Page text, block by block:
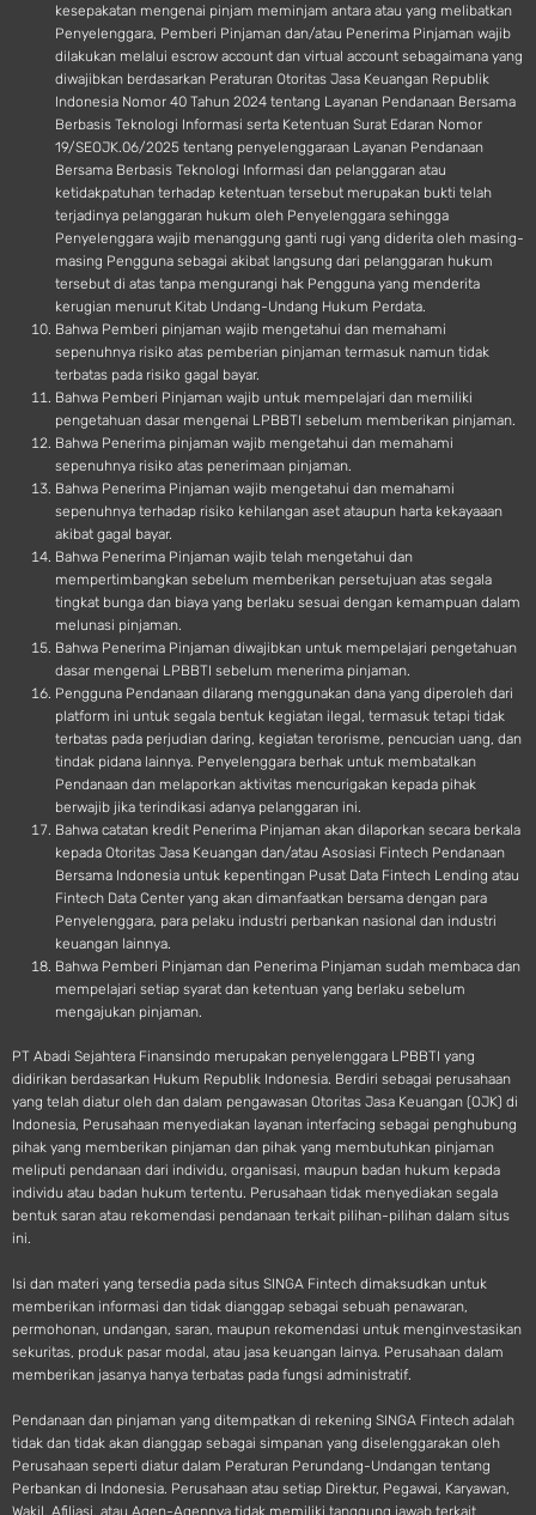
kesepakatan mengenai pinjam meminjam antara atau yang melibatkan
Penyelenggara, Pemberi Pinjaman dan/atau Penerima Pinjaman wajib
dilakukan melalui escrow account dan virtual account sebagaimana yang
diwajibkan berdasarkan Peraturan Otoritas Jasa Keuangan Republik
Indonesia Nomor 40 Tahun 2024 tentang Layanan Pendanaan Bersama
Berbasis Teknologi Informasi serta Ketentuan Surat Edaran Nomor
19/SEOJK.06/2025 tentang penyelenggaraan Layanan Pendanaan
Bersama Berbasis Teknologi Informasi dan pelanggaran atau
ketidakpatuhan terhadap ketentuan tersebut merupakan bukti telah
terjadinya pelanggaran hukum oleh Penyelenggara sehingga
Penyelenggara wajib menanggung ganti rugi yang diderita oleh masing-
masing Pengguna sebagai akibat langsung dari pelanggaran hukum
tersebut di atas tanpa mengurangi hak Pengguna yang menderita
kerugian menurut Kitab Undang-Undang Hukum Perdata.
Bahwa Pemberi pinjaman wajib mengetahui dan memahami
sepenuhnya risiko atas pemberian pinjaman termasuk namun tidak
terbatas pada risiko gagal bayar.
Bahwa Pemberi Pinjaman wajib untuk mempelajari dan memiliki
pengetahuan dasar mengenai LPBBTI sebelum memberikan pinjaman.
Bahwa Penerima pinjaman wajib mengetahui dan memahami
sepenuhnya risiko atas penerimaan pinjaman.
Bahwa Penerima Pinjaman wajib mengetahui dan memahami
sepenuhnya terhadap risiko kehilangan aset ataupun harta kekayaaan
akibat gagal bayar.
Bahwa Penerima Pinjaman wajib telah mengetahui dan
mempertimbangkan sebelum memberikan persetujuan atas segala
tingkat bunga dan biaya yang berlaku sesuai dengan kemampuan dalam
melunasi pinjaman.
Bahwa Penerima Pinjaman diwajibkan untuk mempelajari pengetahuan
dasar mengenai LPBBTI sebelum menerima pinjaman.
Pengguna Pendanaan dilarang menggunakan dana yang diperoleh dari
platform ini untuk segala bentuk kegiatan ilegal, termasuk tetapi tidak
terbatas pada perjudian daring, kegiatan terorisme, pencucian uang, dan
tindak pidana lainnya. Penyelenggara berhak untuk membatalkan
Pendanaan dan melaporkan aktivitas mencurigakan kepada pihak
berwajib jika terindikasi adanya pelanggaran ini.
Bahwa catatan kredit Penerima Pinjaman akan dilaporkan secara berkala
kepada Otoritas Jasa Keuangan dan/atau Asosiasi Fintech Pendanaan
Bersama Indonesia untuk kepentingan Pusat Data Fintech Lending atau
Fintech Data Center yang akan dimanfaatkan bersama dengan para
Penyelenggara, para pelaku industri perbankan nasional dan industri
keuangan lainnya.
Bahwa Pemberi Pinjaman dan Penerima Pinjaman sudah membaca dan
mempelajari setiap syarat dan ketentuan yang berlaku sebelum
mengajukan pinjaman.
PT Abadi Sejahtera Finansindo merupakan penyelenggara LPBBTI yang
didirikan berdasarkan Hukum Republik Indonesia. Berdiri sebagai perusahaan
yang telah diatur oleh dan dalam pengawasan Otoritas Jasa Keuangan (OJK) di
Indonesia, Perusahaan menyediakan layanan interfacing sebagai penghubung
pihak yang memberikan pinjaman dan pihak yang membutuhkan pinjaman
meliputi pendanaan dari individu, organisasi, maupun badan hukum kepada
individu atau badan hukum tertentu. Perusahaan tidak menyediakan segala
bentuk saran atau rekomendasi pendanaan terkait pilihan-pilihan dalam situs
ini.
Isi dan materi yang tersedia pada situs SINGA Fintech dimaksudkan untuk
memberikan informasi dan tidak dianggap sebagai sebuah penawaran,
permohonan, undangan, saran, maupun rekomendasi untuk menginvestasikan
sekuritas, produk pasar modal, atau jasa keuangan lainya. Perusahaan dalam
memberikan jasanya hanya terbatas pada fungsi administratif.
Pendanaan dan pinjaman yang ditempatkan di rekening SINGA Fintech adalah
tidak dan tidak akan dianggap sebagai simpanan yang diselenggarakan oleh
Perusahaan seperti diatur dalam Peraturan Perundang-Undangan tentang
Perbankan di Indonesia. Perusahaan atau setiap Direktur, Pegawai, Karyawan,
Wakil, Afiliasi, atau Agen-Agennya tidak memiliki tanggung jawab terkait